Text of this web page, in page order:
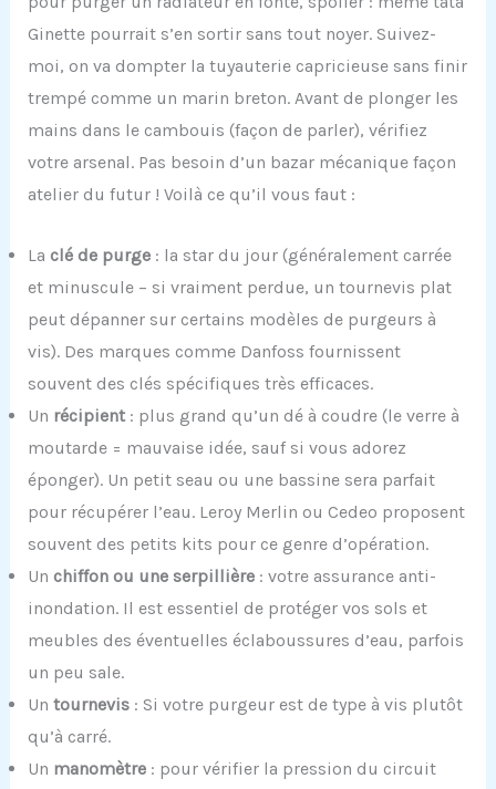
Ginette pourrait s’en sortir sans tout noyer. Suivez-
moi, on va dompter la tuyauterie capricieuse sans finir
trempé comme un marin breton. Avant de plonger les
mains dans le cambouis (façon de parler), vérifiez
votre arsenal. Pas besoin d’un bazar mécanique façon
atelier du futur ! Voilà ce qu’il vous faut :
La clé de purge: la star du jour (généralement carrée
et minuscule – si vraiment perdue, un tournevis plat
peut dépanner sur certains modèles de purgeurs à
vis). Des marques comme Danfoss fournissent
souvent des clés spécifiques très efficaces.
Un récipient: plus grand qu’un dé à coudre (le verre à
moutarde = mauvaise idée, sauf si vous adorez
éponger). Un petit seau ou une bassine sera parfait
pour récupérer l’eau. Leroy Merlin ou Cedeo proposent
souvent des petits kits pour ce genre d’opération.
Un chiffon ou une serpillière: votre assurance anti-
inondation. Il est essentiel de protéger vos sols et
meubles des éventuelles éclaboussures d’eau, parfois
un peu sale.
Un tournevis: Si votre purgeur est de type à vis plutôt
qu’à carré.
Un manomètre: pour vérifier la pression du circuit